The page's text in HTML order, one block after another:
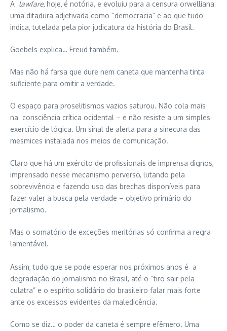
A lawfare,hoje, é notória, e evoluiu para a censura orwelliana:
uma ditadura adjetivada como “democracia” e ao que tudo
indica, tutelada pela pior judicatura da história do Brasil.
Goebels explica… Freud também.
Mas não há farsa que dure nem caneta que mantenha tinta
suficiente para omitir a verdade.
O espaço para proselitismos vazios saturou. Não cola mais
na consciência crítica ocidental – e não resiste a um simples
exercício de lógica. Um sinal de alerta para a sinecura das
mesmices instalada nos meios de comunicação.
Claro que há um exército de profissionais de imprensa dignos,
imprensado nesse mecanismo perverso, lutando pela
sobrevivência e fazendo uso das brechas disponíveis para
fazer valer a busca pela verdade – objetivo primário do
jornalismo.
Mas o somatório de exceções meritórias só confirma a regra
lamentável.
Assim, tudo que se pode esperar nos próximos anos é a
degradação do jornalismo no Brasil, até o “tiro sair pela
culatra” e o espírito solidário do brasileiro falar mais forte
ante os excessos evidentes da maledicência.
Como se diz… o poder da caneta é sempre efêmero. Uma